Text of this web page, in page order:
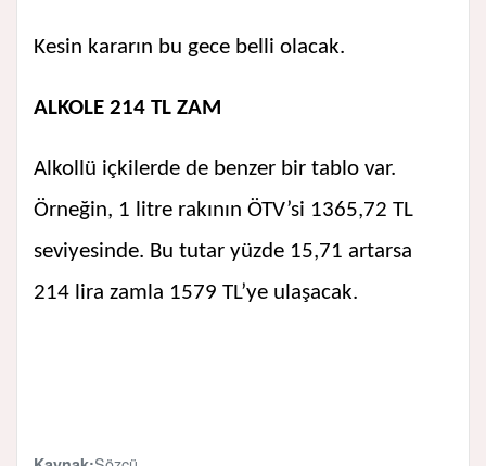
Kesin kararın bu gece belli olacak.
ALKOLE 214 TL ZAM
Alkollü içkilerde de benzer bir tablo var.
Örneğin, 1 litre rakının ÖTV’si 1365,72 TL
seviyesinde. Bu tutar yüzde 15,71 artarsa
214 lira zamla 1579 TL’ye ulaşacak.